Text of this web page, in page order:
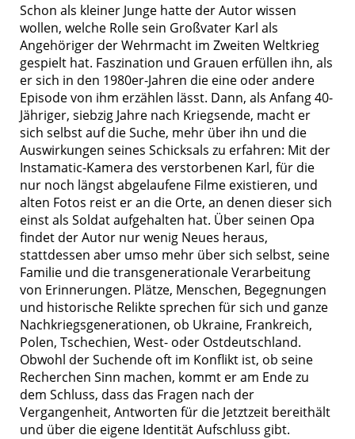
Schon als kleiner Junge hatte der Autor wissen
wollen, welche Rolle sein Großvater Karl als
Angehöriger der Wehrmacht im Zweiten Weltkrieg
gespielt hat. Faszination und Grauen erfüllen ihn, als
er sich in den 1980er-Jahren die eine oder andere
Epi­sode von ihm erzählen lässt. Dann, als Anfang 40-
Jähriger, siebzig Jahre nach Kriegsende, macht er
sich selbst auf die Suche, mehr über ihn und die
Auswirkungen seines Schicksals zu erfahren: Mit der
Instamatic-Kamera des verstorbenen Karl, für die
nur noch längst abgelaufene Filme existieren, und
alten Fotos reist er an die Orte, an denen dieser sich
einst als Soldat aufgehalten hat. Über seinen Opa
findet der Autor nur wenig Neues heraus,
stattdessen aber umso mehr über sich selbst, seine
Familie und die transgenerationale Verarbeitung
von Erinnerungen. Plätze, Menschen, Begegnungen
und histo­rische Relikte sprechen für sich und ganze
Nachkriegsgenerationen, ob Ukraine, Frankreich,
Polen, Tschechien, West- oder Ost­deutschland.
Obwohl der Suchende oft im Konflikt ist, ob seine
Recherchen Sinn machen, kommt er am Ende zu
dem Schluss, dass das Fragen nach der
Vergangenheit, Antworten für die Jetztzeit bereithält
und über die eigene Identität Aufschluss gibt.